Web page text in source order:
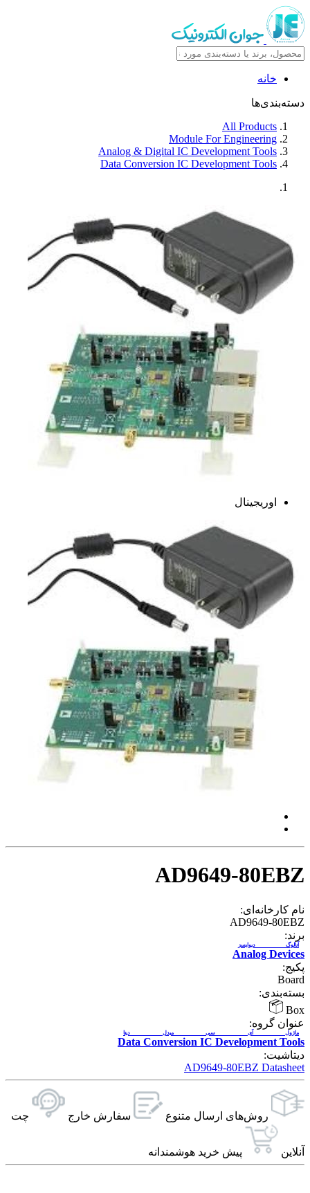
خانه
دسته‌بندی‌ها
All Products
Module For Engineering
Analog & Digital IC Development Tools
Data Conversion IC Development Tools
اوریجینال
AD9649-80EBZ
نام کارخانه‌ای:
AD9649-80EBZ
برند:
Analog Devices
آنالوگ دیوایسز
پکیج:
Board
بسته‌بندی:
Box
عنوان گروه:
Data Conversion IC Development Tools
ماژول آی سی مبدل دیتا
دیتاشیت:
AD9649-80EBZ Datasheet
روش‌های ارسال‌ متنوع سفارش خارج چت
آنلاین پیش خرید هوشمندانه